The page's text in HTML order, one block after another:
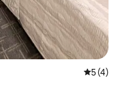
5 (4)